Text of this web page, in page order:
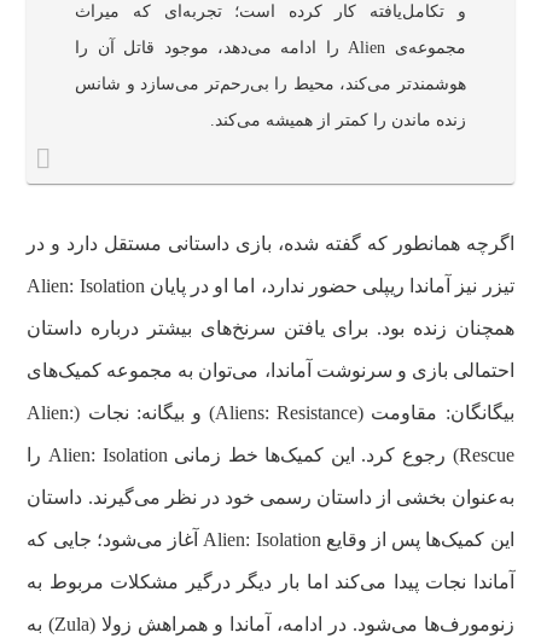
و تکامل‌یافته کار کرده است؛ تجربه‌ای که میراث
مجموعه‌ی Alien را ادامه می‌دهد، موجود قاتل آن را
هوشمندتر می‌کند، محیط را بی‌رحم‌تر می‌سازد و شانس
زنده ماندن را کمتر از همیشه می‌کند.
اگرچه همانطور که گفته شده، بازی داستانی مستقل دارد و در
تیزر نیز آماندا ریپلی حضور ندارد، اما او در پایان Alien: Isolation
همچنان زنده بود. برای یافتن سرنخ‌های بیشتر درباره داستان
احتمالی بازی و سرنوشت آماندا، می‌توان به مجموعه کمیک‌های
بیگانگان: مقاومت (Aliens: Resistance) و بیگانه: نجات (Alien:
Rescue) رجوع کرد. این کمیک‌ها خط زمانی Alien: Isolation را
به‌عنوان بخشی از داستان رسمی خود در نظر می‌گیرند. داستان
این کمیک‌ها پس از وقایع Alien: Isolation آغاز می‌شود؛ جایی که
آماندا نجات پیدا می‌کند اما بار دیگر درگیر مشکلات مربوط به
زنومورف‌ها می‌شود. در ادامه، آماندا و همراهش زولا (Zula) به